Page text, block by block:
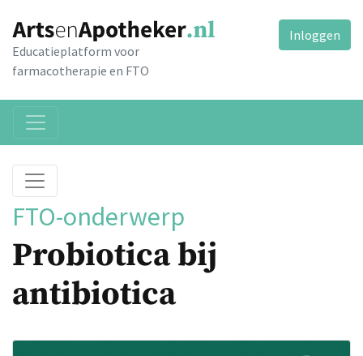
Educatieplatform voor
farmacotherapie en FTO
Inloggen
FTO-onderwerp
Probiotica bij
antibiotica